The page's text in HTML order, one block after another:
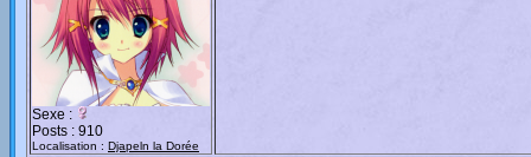
Sexe :
Posts : 910
Localisation : Djapeln la Dorée